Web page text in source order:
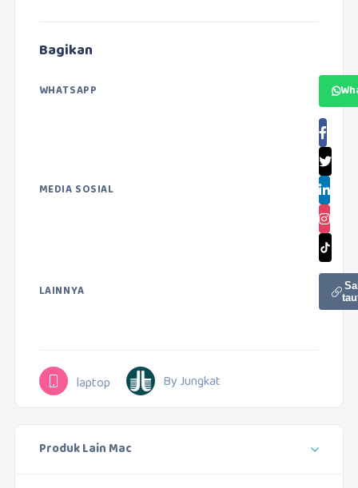
Bagikan
WHATSAPP
MEDIA SOSIAL
LAINNYA
laptop By Jungkat
Produk Lain Mac